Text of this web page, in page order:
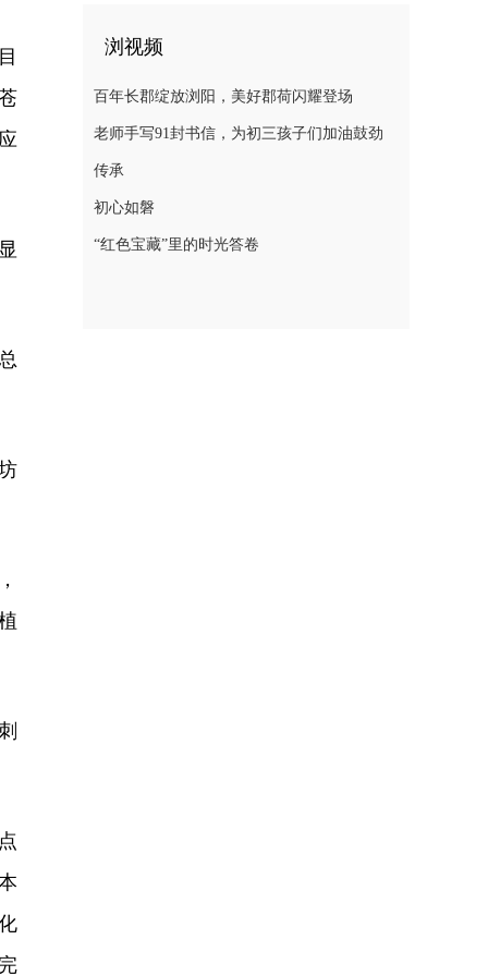
浏视频
百年长郡绽放浏阳，美好郡荷闪耀登场
老师手写91封书信，为初三孩子们加油鼓劲
传承
初心如磐
“红色宝藏”里的时光答卷